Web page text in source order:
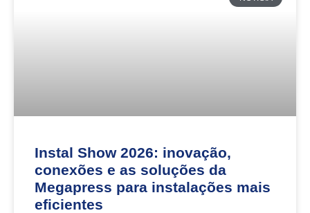
Instal Show 2026: inovação,
conexões e as soluções da
Megapress para instalações mais
eficientes